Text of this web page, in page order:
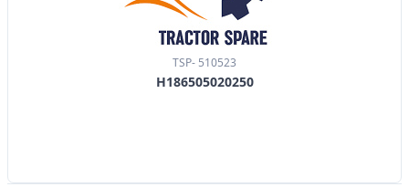
TSP- 510523
H186505020250